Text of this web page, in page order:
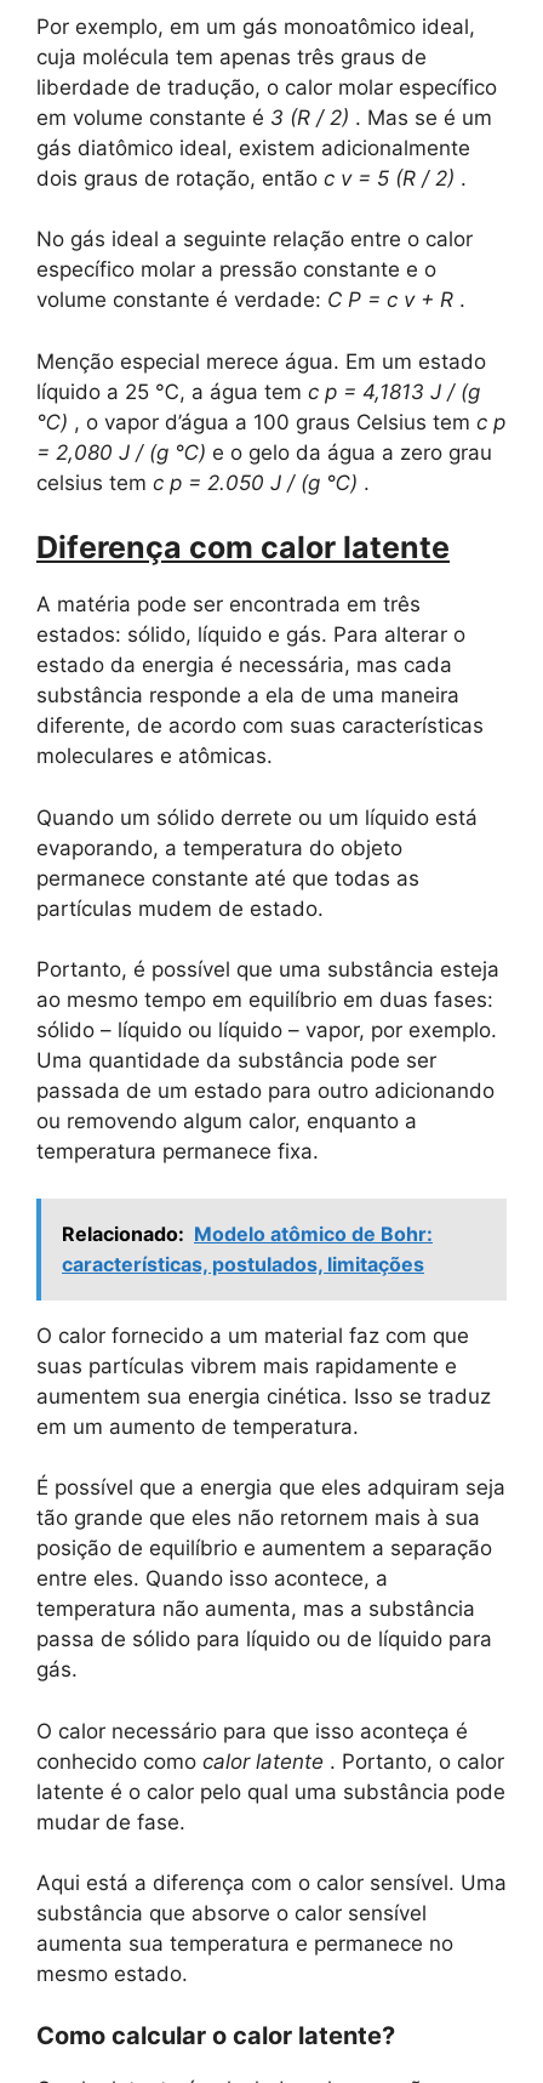
Por exemplo, em um gás monoatômico ideal,
cuja molécula tem apenas três graus de
liberdade de tradução, o calor molar específico
em volume constante é 3 (R / 2) . Mas se é um
gás diatômico ideal, existem adicionalmente
dois graus de rotação, então c v = 5 (R / 2) .
No gás ideal a seguinte relação entre o calor
específico molar a pressão constante e o
volume constante é verdade: C P = c v + R .
Menção especial merece água. Em um estado
líquido a 25 ℃, a água tem c p = 4,1813 J / (g
℃) , o vapor d’água a 100 graus Celsius tem c p
= 2,080 J / (g ℃) e o gelo da água a zero grau
celsius tem c p = 2.050 J / (g ℃) .
Diferença com calor latente
A matéria pode ser encontrada em três
estados: sólido, líquido e gás. Para alterar o
estado da energia é necessária, mas cada
substância responde a ela de uma maneira
diferente, de acordo com suas características
moleculares e atômicas.
Quando um sólido derrete ou um líquido está
evaporando, a temperatura do objeto
permanece constante até que todas as
partículas mudem de estado.
Portanto, é possível que uma substância esteja
ao mesmo tempo em equilíbrio em duas fases:
sólido – líquido ou líquido – vapor, por exemplo.
Uma quantidade da substância pode ser
passada de um estado para outro adicionando
ou removendo algum calor, enquanto a
temperatura permanece fixa.
Relacionado: Modelo atômico de Bohr:
características, postulados, limitações
O calor fornecido a um material faz com que
suas partículas vibrem mais rapidamente e
aumentem sua energia cinética. Isso se traduz
em um aumento de temperatura.
É possível que a energia que eles adquiram seja
tão grande que eles não retornem mais à sua
posição de equilíbrio e aumentem a separação
entre eles. Quando isso acontece, a
temperatura não aumenta, mas a substância
passa de sólido para líquido ou de líquido para
gás.
O calor necessário para que isso aconteça é
conhecido como calor latente . Portanto, o calor
latente é o calor pelo qual uma substância pode
mudar de fase.
Aqui está a diferença com o calor sensível. Uma
substância que absorve o calor sensível
aumenta sua temperatura e permanece no
mesmo estado.
Como calcular o calor latente?